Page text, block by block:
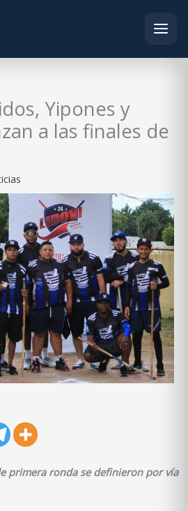
Yipones y
a las finales de
primera ronda se definieron por vía